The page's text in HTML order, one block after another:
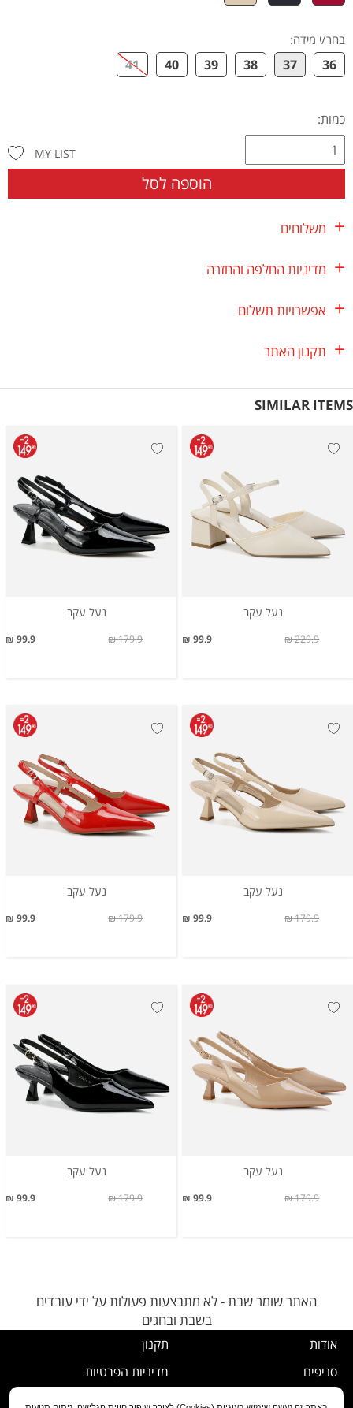
בחר/י מידה:
36
37
38
39
40
41
כמות:
הוספה לסל
MY LIST
משלוחים
מדיניות החלפה והחזרה
אפשרויות תשלום
תקנון האתר
SIMILAR ITEMS
נעל עקב
99.9 ₪ 229.9 ₪
נעל עקב
99.9 ₪ 179.9 ₪
נעל עקב
99.9 ₪ 179.9 ₪
נעל עקב
99.9 ₪ 179.9 ₪
נעל עקב
99.9 ₪ 179.9 ₪
נעל עקב
99.9 ₪ 179.9 ₪
האתר שומר שבת - לא מתבצעות פעולות על ידי עובדים
בשבת ובחגים
אודות
סניפים
תקנון
מדיניות הפרטיות
נוהל ביטול עסקה